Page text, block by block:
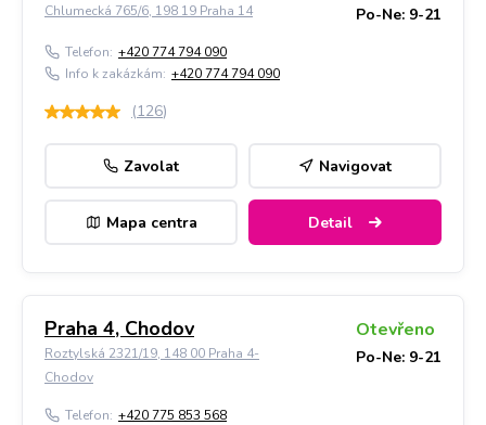
Chlumecká 765/6, 198 19 Praha 14 Po-Ne: 9-21
Telefon: +420 774 794 090
Info k zakázkám: +420 774 794 090
(126)
Zavolat Navigovat
Mapa centra Detail
Praha 4, Chodov
Roztylská 2321/19, 148 00 Praha 4-
Chodov
Otevřeno
Po-Ne: 9-21
Telefon: +420 775 853 568